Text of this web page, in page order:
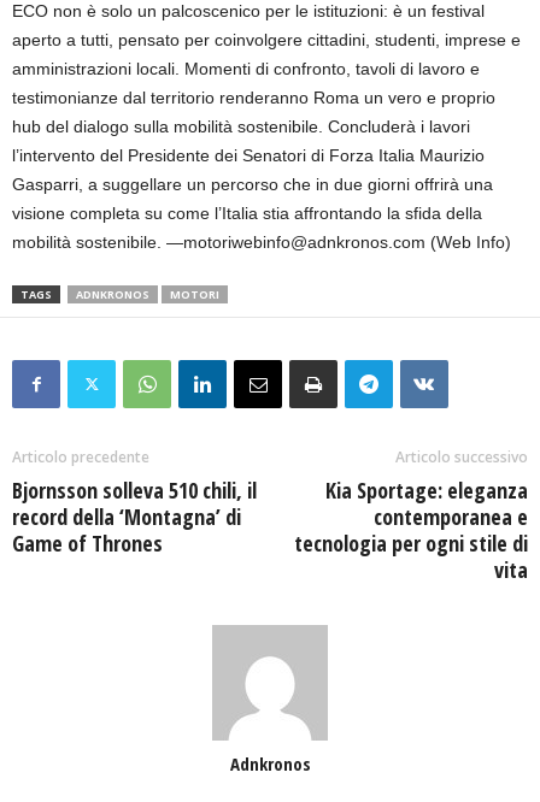
ECO non è solo un palcoscenico per le istituzioni: è un festival
aperto a tutti, pensato per coinvolgere cittadini, studenti, imprese e
amministrazioni locali. Momenti di confronto, tavoli di lavoro e
testimonianze dal territorio renderanno Roma un vero e proprio
hub del dialogo sulla mobilità sostenibile. Concluderà i lavori
l’intervento del Presidente dei Senatori di Forza Italia Maurizio
Gasparri, a suggellare un percorso che in due giorni offrirà una
visione completa su come l’Italia stia affrontando la sfida della
mobilità sostenibile. —motoriwebinfo@adnkronos.com (Web Info)
TAGS ADNKRONOS MOTORI
Articolo precedente
Bjornsson solleva 510 chili, il
record della ‘Montagna’ di
Game of Thrones
Articolo successivo
Kia Sportage: eleganza
contemporanea e
tecnologia per ogni stile di
vita
Adnkronos